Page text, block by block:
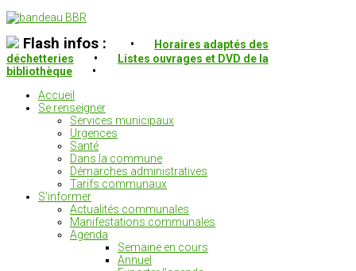
Flash infos : •
Horaires adaptés des
déchetteries
•
Listes ouvrages et DVD de la
bibliothèque
•
Accueil
Se renseigner
Services municipaux
Urgences
Santé
Dans la commune
Démarches administratives
Tarifs communaux
S'informer
Actualités communales
Manifestations communales
Agenda
Semaine en cours
Annuel